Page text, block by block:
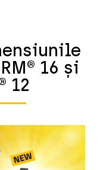
16 și
12